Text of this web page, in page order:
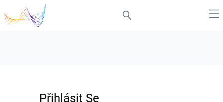
Přihlásit Se